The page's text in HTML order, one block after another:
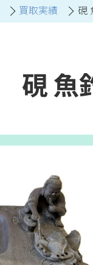
買取実績 硯
硯 魚